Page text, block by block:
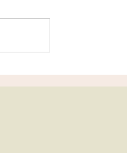
Propositions 2022-2023